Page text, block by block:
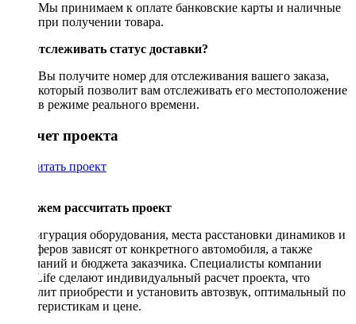
Мы принимаем к оплате банковские карты и наличные
при получении товара.
Как отслеживать статус доставки?
Вы получите номер для отслеживания вашего заказа,
который позволит вам отслеживать его местоположение
в режиме реального времени.
Рассчет проекта
Рассчитать проект
Поможем рассчитать проект
Конфигурация оборудования, места расстановки динамиков и
сабвуферов зависят от конкретного автомобиля, а также
пожеланий и бюджета заказчика. Специалисты компании
DriveLife сделают индивидуальный расчет проекта, что
позволит приобрести и установить автозвук, оптимальный по
характеристикам и цене.